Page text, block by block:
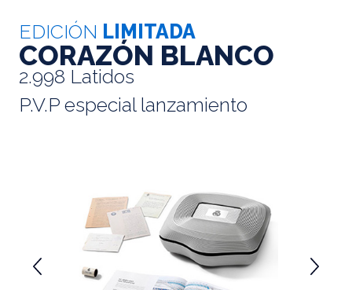
EDICIÓN LIMITADA
CORAZÓN BLANCO
2.998 Latidos
P.V.P especial lanzamiento